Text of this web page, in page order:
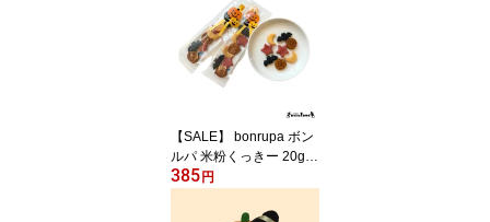
【SALE】 bonrupa ボン
ルパ 米粉くっきー 20g |
犬 いぬ 犬用 おやつ 米粉
385 円